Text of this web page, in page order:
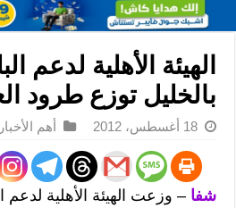
مناظر جبال تشيليان في مقاطعة
الهيئة الأهلية لدعم
بالخليل توزع طرود
18 أغسطس، 2012 أهم الأخبار
شفا – وزعت الهيئة الأهلية لدعم